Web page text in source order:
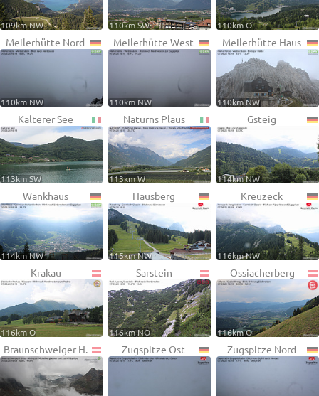
109km NW 110km SW 110km O
Meilerhütte Nord
110km NW
Meilerhütte West
110km NW
Meilerhütte Haus
110km NW
Kalterer See
113km SW
Naturns Plaus
113km W
Gsteig
114km NW
Wankhaus
114km NW
Hausberg
115km NW
Kreuzeck
116km NW
Krakau
116km O
Sarstein
116km NO
Ossiacherberg
116km O
Braunschweiger H. Zugspitze Ost Zugspitze Nord